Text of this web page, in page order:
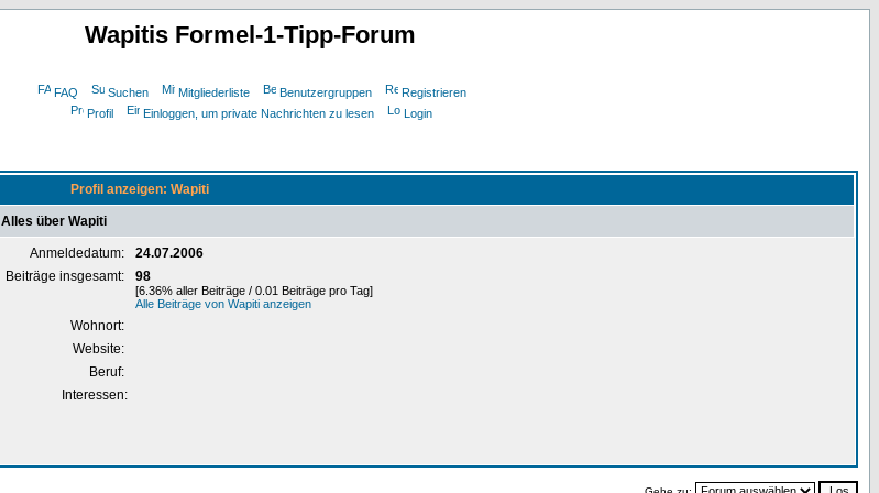
Wapitis Formel-1-Tipp-Forum
FAQ Suchen Mitgliederliste Benutzergruppen
Registrieren
Profil
Einloggen, um private Nachrichten zu lesen Login
Profil anzeigen: Wapiti
Alles über Wapiti
Anmeldedatum:
24.07.2006
Beiträge insgesamt:
98
[6.36% aller Beiträge / 0.01 Beiträge pro Tag]
Alle Beiträge von Wapiti anzeigen
Wohnort:
Website:
Beruf:
Interessen: